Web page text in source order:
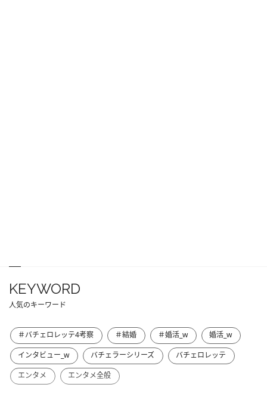
KEYWORD
人気のキーワード
＃バチェロレッテ4考察 ＃結婚 ＃婚活_w
婚活_w
インタビュー_w
バチェラーシリーズ
バチェロレッテ
エンタメ
エンタメ全般